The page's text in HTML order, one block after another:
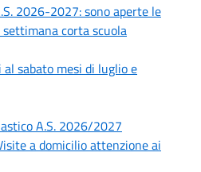
2026-2027: sono aperte le
corta scuola
sabato mesi di luglio e
A.S. 2026/2027
a domicilio attenzione ai